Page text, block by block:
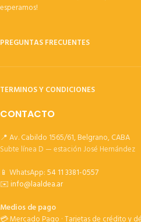
esperamos!
PREGUNTAS FRECUENTES
TERMINOS Y CONDICIONES
CONTACTO
📍 Av. Cabildo 1565/61, Belgrano, CABA
Subte línea D — estación José Hernández
📱 WhatsApp:54 11 3381-0557
✉️info@laaldea.ar
Medios de pago